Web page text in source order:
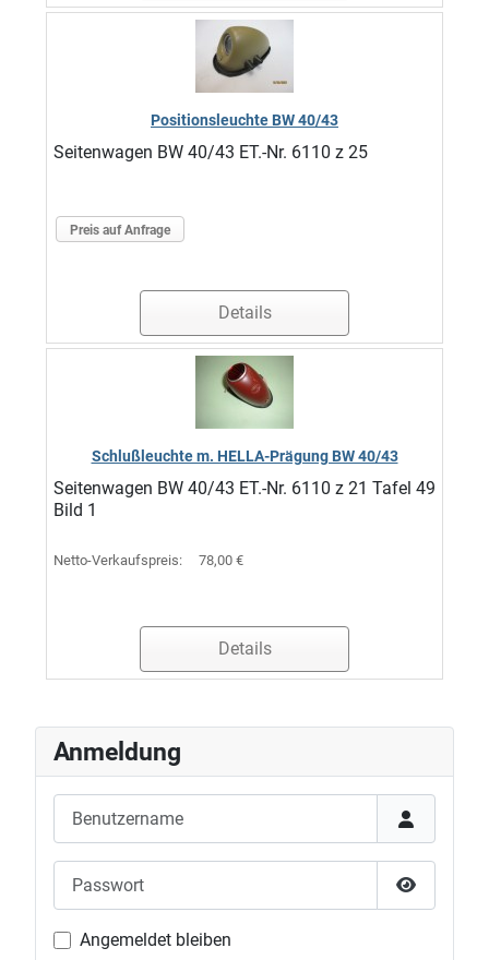
Positionsleuchte BW 40/43
Seitenwagen BW 40/43 ET.-Nr. 6110 z 25
Preis auf Anfrage
Details
Schlußleuchte m. HELLA-Prägung BW 40/43
Seitenwagen BW 40/43 ET.-Nr. 6110 z 21 Tafel 49
Bild 1
Netto-Verkaufspreis: 78,00 €
Details
Anmeldung
Passwort
Angemeldet bleiben